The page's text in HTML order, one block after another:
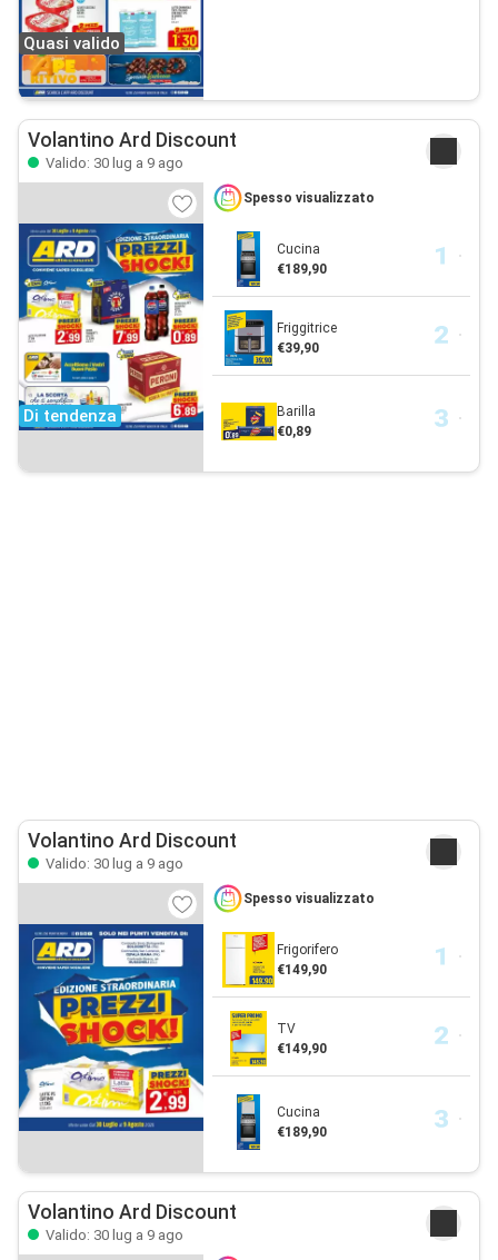
Quasi valido
Volantino Ard Discount
Valido: 30 lug a 9 ago
Di tendenza
Spesso visualizzato
Cucina
€189,90
Friggitrice
€39,90
Barilla
€0,89
Volantino Ard Discount
Valido: 30 lug a 9 ago
Spesso visualizzato
Frigorifero
€149,90
TV
€149,90
Cucina
€189,90
Volantino Ard Discount
Valido: 30 lug a 9 ago